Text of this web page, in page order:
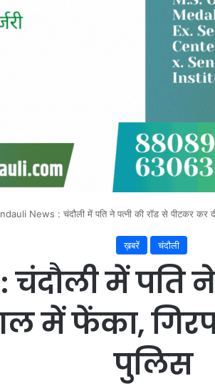
News : चंदौली में पति ने पत्नी की रॉड से पीटकर कर
ख़बरें चंदौली
में पति
में फेंका,
पुलिस